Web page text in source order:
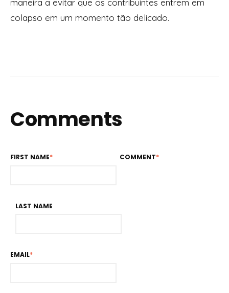
maneira a evitar que os contribuintes entrem em
colapso em um momento tão delicado.
Comments
FIRST NAME*
LAST NAME
EMAIL*
COMMENT*